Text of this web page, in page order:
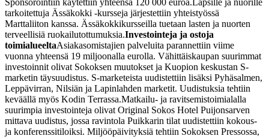
tarkoitettuja Ässäkokki -kursseja järjestettiin yhteistyössä
Marttaliiton kanssa. Ässäkokkikursseilla tuetaan lasten ja nuorten
terveellisiä ruokailutottumuksia.Investointeja ja ostoja
toimialueeltaAsiakasomistajien palveluita parannettiin viime
vuonna yhteensä 19 miljoonalla eurolla. Vähittäiskaupan suurimmat
investoinnit olivat Sokoksen muutokset ja Kuopion keskustan S-
marketin täysuudistus. S-marketeista uudistettiin lisäksi Pyhäsalmen,
Leppävirran, Nilsiän ja Lapinlahden marketit. Uudistuksia tehtiin
keväällä myös Kodin Terrassa.Matkailu- ja ravitsemistoimialalla
suurimpia investointeja olivat Original Sokos Hotel Puijonsarven
mittava uudistus, jossa ravintola Puikkarin tilat uudistettiin kokous-
ja konferenssitiloiksi. Miljööpäivityksiä tehtiin Sokoksen Pressossa,